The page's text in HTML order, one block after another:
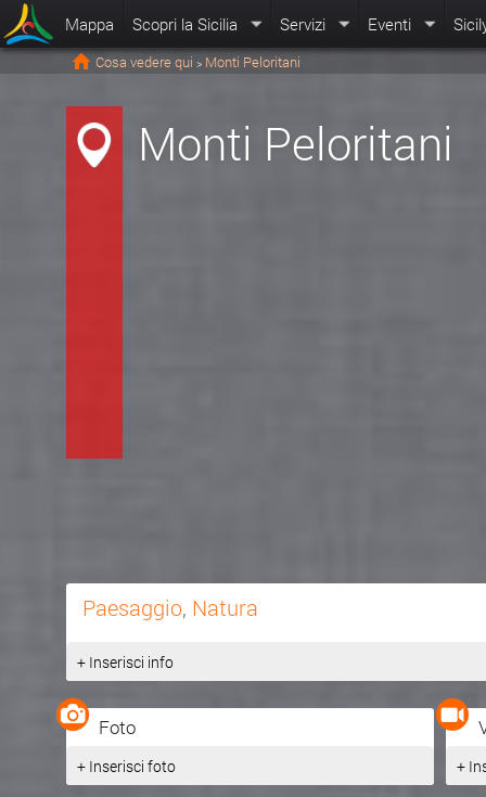
Mappa Scopri la Sicilia Servizi Eventi
Cosa vedere qui > Monti Peloritani
Monti Peloritani
Paesaggio, Natura
+ Inserisci info
Foto
+ Inserisci foto +